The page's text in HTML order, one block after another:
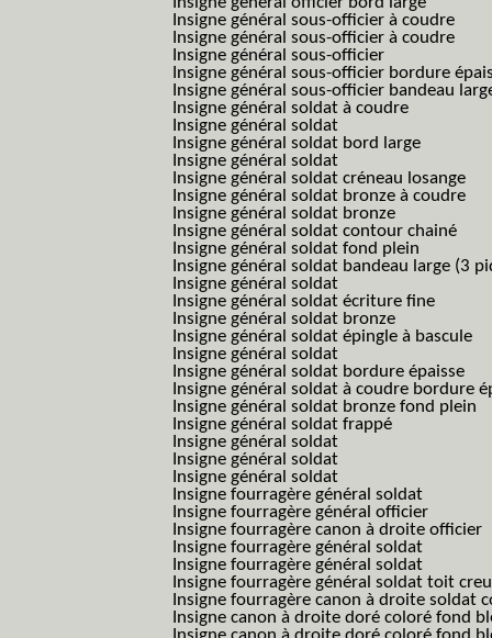
Insigne général sous-officier à coudre
Insigne général sous-officier à coudre
Insigne général sous-officier
Insigne général sous-officier bordure
Insigne général sous-officier bandeau
Insigne général soldat à coudre
Insigne général soldat
Insigne général soldat bord large
Insigne général soldat
Insigne général soldat créneau losange
Insigne général soldat bronze à coudre
Insigne général soldat bronze
Insigne général soldat contour chainé
Insigne général soldat fond plein
Insigne général soldat bandeau large (3
Insigne général soldat
Insigne général soldat écriture fine
Insigne général soldat bronze
Insigne général soldat épingle à bascule
Insigne général soldat
Insigne général soldat bordure épaisse
Insigne général soldat à coudre bordure
Insigne général soldat bronze fond plein
Insigne général soldat frappé
Insigne général soldat
Insigne général soldat
Insigne général soldat
Insigne fourragère général soldat
Insigne fourragère général officier
Insigne fourragère canon à droite officier
Insigne fourragère général soldat
Insigne fourragère général soldat
Insigne fourragère général soldat toit
Insigne fourragère canon à droite soldat
Insigne canon à droite doré coloré fond